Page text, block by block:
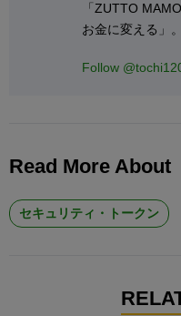
「ZUTTO
お金に変える」。
Follow
Read More About
セキュリティ・トークン